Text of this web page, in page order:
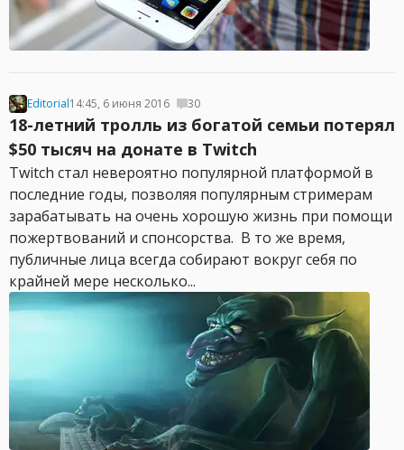
Editorial14:45, 6 июня 2016 30
18-летний тролль из богатой семьи потерял
$50 тысяч на донате в Twitch
Twitch стал невероятно популярной платформой в
последние годы, позволяя популярным стримерам
зарабатывать на очень хорошую жизнь при помощи
пожертвований и спонсорства. В то же время,
публичные лица всегда собирают вокруг себя по
крайней мере несколько...